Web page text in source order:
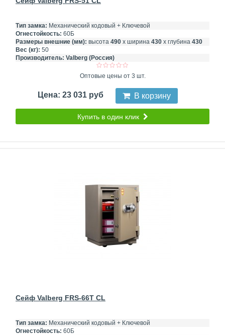
Тип замка: Механический кодовый + Ключевой
Огнестойкость: 60Б
Размеры внешние (мм): высота 490 х ширина 430 х глубина 430
Вес (кг): 50
Производитель: Valberg (Россия)
Оптовые цены от 3 шт.
Цена: 23 031 руб В корзину
Купить в один клик
Сейф Valberg FRS-66T CL
Тип замка: Механический кодовый + Ключевой
Огнестойкость: 60Б